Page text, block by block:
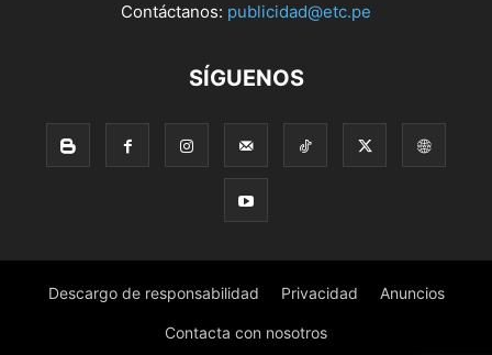
Contáctanos: publicidad@etc.pe
SÍGUENOS
Descargo de responsabilidad Privacidad Anuncios
Contacta con nosotros